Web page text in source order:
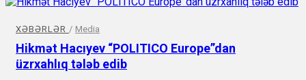
XƏBƏRLƏR / Media
Hikmət Hacıyev “POLITICO Europe”dan
üzrxahlıq tələb edib